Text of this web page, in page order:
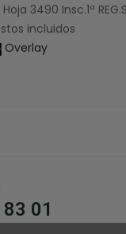
3490 Insc.1ª
incluidos
Overlay
01